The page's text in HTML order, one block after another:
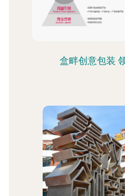
盒畔创意包装